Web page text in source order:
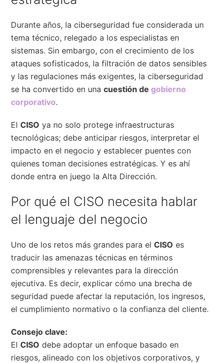
Durante años, la ciberseguridad fue considerada un
tema técnico, relegado a los especialistas en
sistemas. Sin embargo, con el crecimiento de los
ataques sofisticados, la filtración de datos sensibles
y las regulaciones más exigentes, la ciberseguridad
se ha convertido en unacuestión degobierno
corporativo.
ElCISO ya no solo protege infraestructuras
tecnológicas; debe anticipar riesgos, interpretar el
impacto en el negocio y establecer puentes con
quienes toman decisiones estratégicas. Y es ahí
donde entra en juego la Alta Dirección.
Por qué el CISO necesita hablar
el lenguaje del negocio
Uno de los retos más grandes para elCISO es
traducir las amenazas técnicas en términos
comprensibles y relevantes para la dirección
ejecutiva. Es decir, explicar cómo una brecha de
seguridad puede afectar la reputación, los ingresos,
el cumplimiento normativo o la confianza del cliente.
Consejo clave:
ElCISO debe adoptar un enfoque basado en
riesgos, alineado con los objetivos corporativos, y